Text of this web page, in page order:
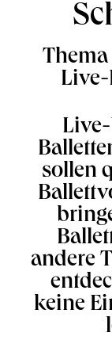
Thema
sollen
andere
keine